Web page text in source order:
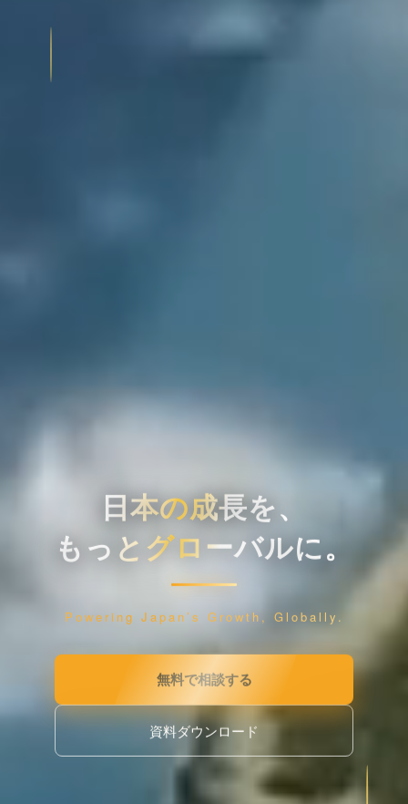
日本の成長を、
もっとグローバルに。
Powering Japan’s Growth, Globally.
無料で相談する
資料ダウンロード